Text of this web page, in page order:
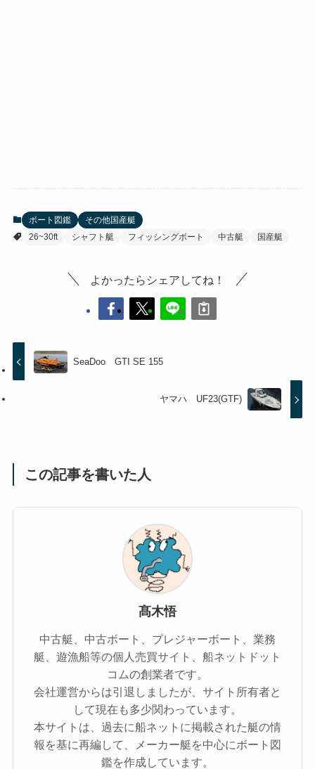
ボート図鑑
その他国産艇
26~30ft
シャフト艇 フィッシングボート 中古艇 国産艇
よかったらシェアしてね！
SeaDoo GTI SE 155
ヤマハ UF23(GTF)
この記事を書いた人
髙木悟
中古艇、中古ボート、プレジャーボート、業務
艇、遊漁船等の個人売買サイト、船ネットドット
コムの創業者です。
会社運営からは引退しましたが、サイト所有者と
して現在も多少関わっています。
本サイトは、過去に船ネットに掲載された艇の情
報を基に再編して、メーカー艇を中心にボート図
鑑を作成しています。